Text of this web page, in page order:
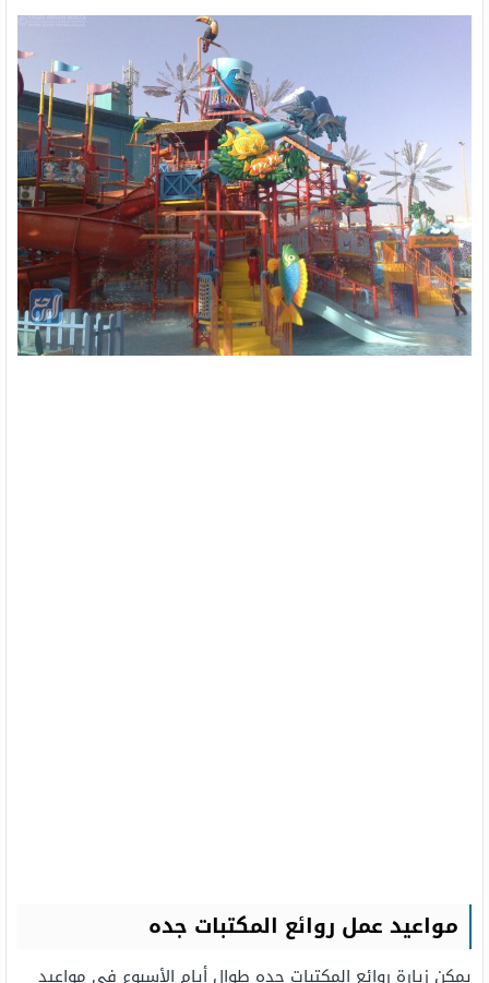
مواعيد عمل روائع المكتبات جده
يمكن زيارة روائع المكتبات جده طوال أيام الأسبوع في مواعيد